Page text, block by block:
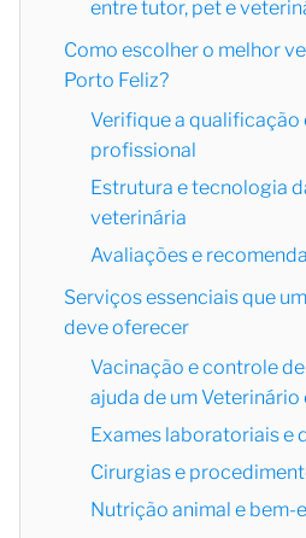
entre tutor, pet e
Como escolher o melhor
Porto Feliz?
Verifique a qualificação
profissional
Estrutura e tecnologia
veterinária
Avaliações e
Serviços essenciais que
deve oferecer
Vacinação e controle
ajuda de um Veterinário
Exames laboratoriais e
Cirurgias e
Nutrição animal e bem-